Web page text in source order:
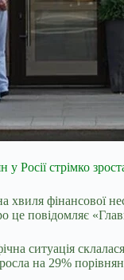
у Росії стрімко
фінансової
повідомляє
ситуація
на 29%